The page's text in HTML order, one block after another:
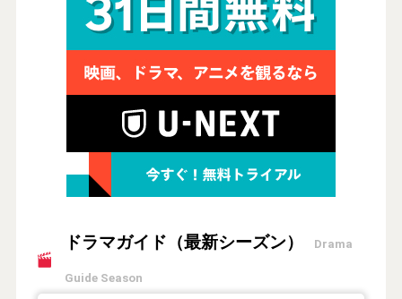
ドラマガイド（最新シーズン） Drama
Guide Season